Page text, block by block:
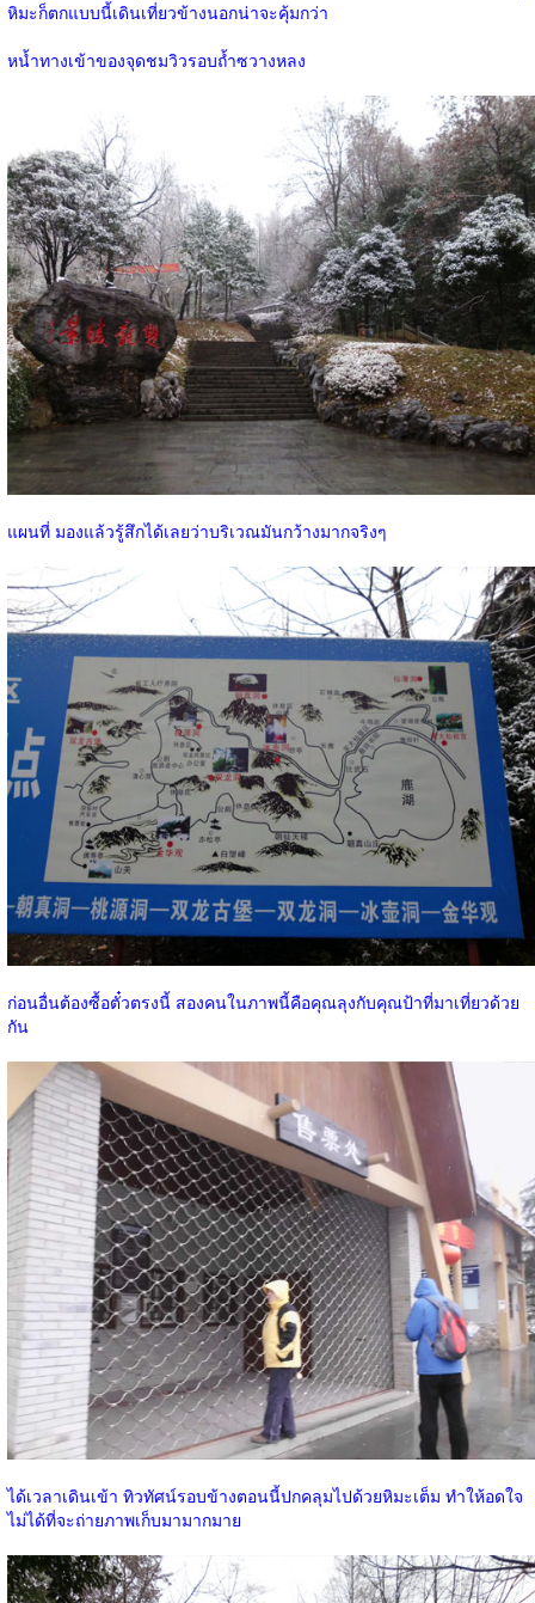
หิมะก็ตกแบบนี้เดินเที่ยวข้างนอกน่าจะคุ้มกว่า
หน้ำทางเข้าของจุดชมวิวรอบถ้ำซวางหลง
แผนที่ มองแล้วรู้สึกได้เลยว่าบริเวณมันกว้างมากจริงๆ
ก่อนอื่นต้องซื้อตั๋วตรงนี้ สองคนในภาพนี้คือคุณลุงกับคุณป้าที่มาเที่ยวด้วย
กัน
ได้เวลาเดินเข้า ทิวทัศน์รอบข้างตอนนี้ปกคลุมไปด้วยหิมะเต็ม ทำให้อดใจ
ไม่ได้ที่จะถ่ายภาพเก็บมามากมาย